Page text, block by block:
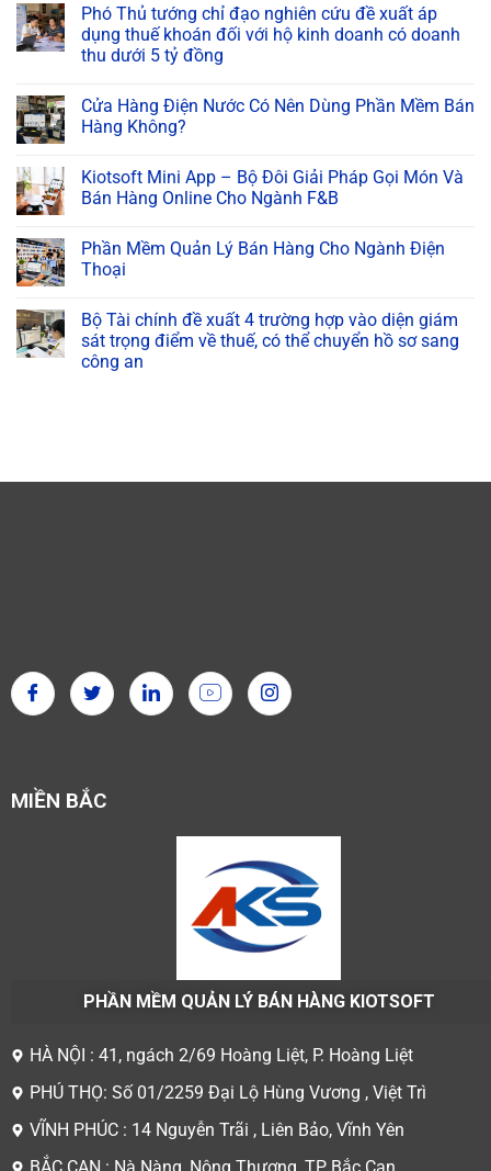
Phó Thủ tướng chỉ đạo nghiên cứu đề xuất áp
dụng thuế khoán đối với hộ kinh doanh có doanh
thu dưới 5 tỷ đồng
Cửa Hàng Điện Nước Có Nên Dùng Phần Mềm Bán
Hàng Không?
Kiotsoft Mini App – Bộ Đôi Giải Pháp Gọi Món Và
Bán Hàng Online Cho Ngành F&B
Phần Mềm Quản Lý Bán Hàng Cho Ngành Điện
Thoại
Bộ Tài chính đề xuất 4 trường hợp vào diện giám
sát trọng điểm về thuế, có thể chuyển hồ sơ sang
công an
MIỀN BẮC
PHẦN MỀM QUẢN LÝ BÁN HÀNG KIOTSOFT
HÀ NỘI : 41, ngách 2/69 Hoàng Liệt, P. Hoàng Liệt
PHÚ THỌ: Số 01/2259 Đại Lộ Hùng Vương , Việt Trì
VĨNH PHÚC : 14 Nguyễn Trãi , Liên Bảo, Vĩnh Yên